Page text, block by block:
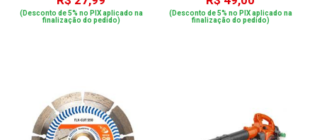
(Desconto de 5% no PIX aplicado na
finalização do pedido)
(Desconto de 5% no PIX aplicado na
finalização do pedido)